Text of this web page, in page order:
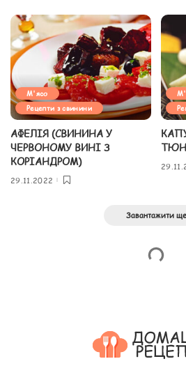
М'ясо
Рецепти з свинини
АФЕЛІЯ (СВИНИНА У
ЧЕРВОНОМУ ВИНІ З
КОРІАНДРОМ)
29.11.2022
Завантажити ще